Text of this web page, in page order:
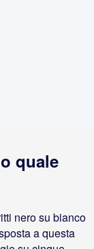
quale
nero su bianco
a questa